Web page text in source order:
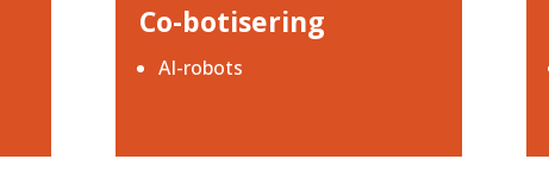
Co-botisering
AI-robots